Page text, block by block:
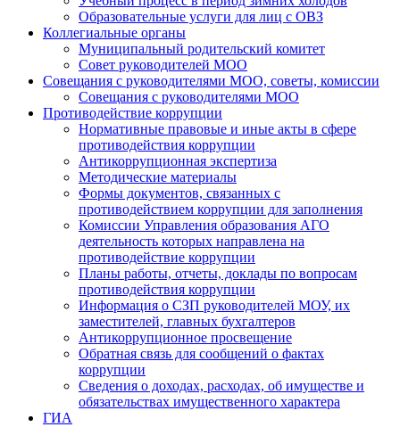
Образовательные услуги для лиц с ОВЗ
Коллегиальные органы
Муниципальный родительский комитет
Совет руководителей МОО
Совещания с руководителями МОО, советы, комиссии
Совещания с руководителями МОО
Противодействие коррупции
Нормативные правовые и иные акты в сфере
противодействия коррупции
Антикоррупционная экспертиза
Методические материалы
Формы документов, связанных с
противодействием коррупции для заполнения
Комиссии Управления образования АГО
деятельность которых направлена на
противодействие коррупции
Планы работы, отчеты, доклады по вопросам
противодействия коррупции
Информация о СЗП руководителей МОУ, их
заместителей, главных бухгалтеров
Антикоррупционное просвещение
Обратная связь для сообщений о фактах
коррупции
Сведения о доходах, расходах, об имуществе и
обязательствах имущественного характера
ГИА